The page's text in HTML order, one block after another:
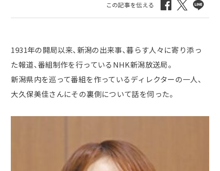
1931年の開局以来、新潟の出来事、暮らす人々に寄り添っ
た報道、番組制作を行っているNHK新潟放送局。
新潟県内を巡って番組を作っているディレクターの一人、
大久保美佳さんにその裏側について話を伺った。